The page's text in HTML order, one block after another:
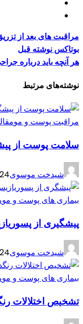
مراقبت های بعد از
بوتاکس نوشته قبل
هر آنچه باید درباره
نوشته‌های مرتبط
مراقبت پوست و مو
سلامت پوست از
شیدخت موسوی
بیماری های پوست و مو
پیشگیری از
شیدخت موسوی
بیماری های پوست و مو
تشخیص اختلالات